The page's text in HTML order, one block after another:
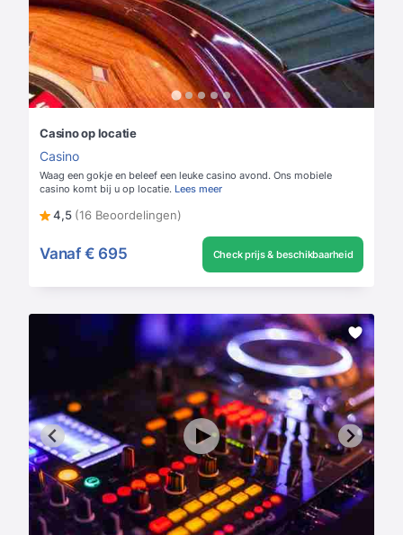
Casino op locatie
Casino
Waag een gokje en beleef een leuke casino avond. Ons mobiele
casino komt bij u op locatie. Lees meer
4,5 (16 Beoordelingen)
Vanaf € 695 Check prijs & beschikbaarheid